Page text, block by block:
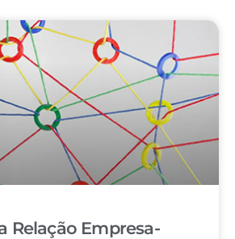
Relação Empresa-